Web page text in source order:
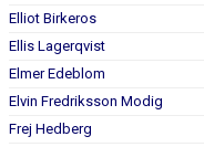
KONTAKT
Elliot Birkeros
Ellis Lagerqvist
Elmer Edeblom
Elvin Fredriksson Modig
Frej Hedberg